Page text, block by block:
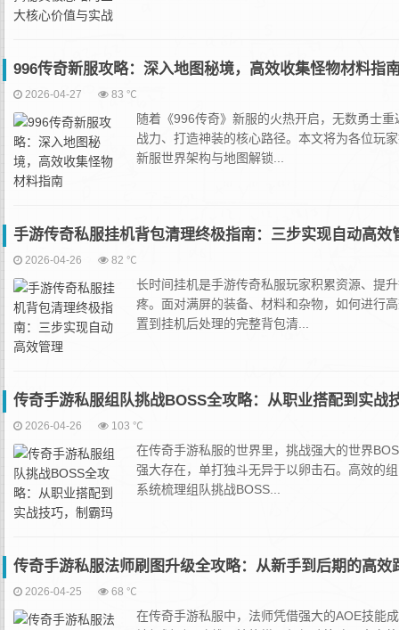
996传奇新服攻略：深入地图秘境，高效收集怪物材料指
2026-04-27 83 ℃
随着《996传奇》新服的火热开启，无数勇士
战力、打造神装的核心路径。本文将为各位玩
新服世界架构与地图解锁...
手游传奇私服挂机背包清理终极指南：三步实现自动高效
2026-04-26 82 ℃
长时间挂机是手游传奇私服玩家积累资源、提
疼。面对满屏的装备、材料和杂物，如何进行
置到挂机后处理的完整背包清...
传奇手游私服组队挑战BOSS全攻略：从职业搭配到实战
2026-04-26 103 ℃
在传奇手游私服的世界里，挑战强大的世界
强大存在，单打独斗无异于以卵击石。高效的
系统梳理组队挑战BOSS...
传奇手游私服法师刷图升级全攻略：从新手到后期的高效
2026-04-25 68 ℃
在传奇手游私服中，法师凭借强大的AOE技能